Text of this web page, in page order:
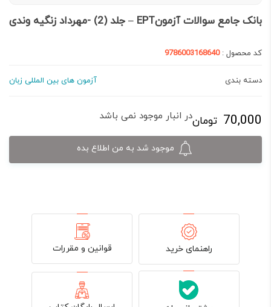
بانک جامع سوالات آزمونEPT – جلد (2) -مهرداد زنگیه وندی
کد محصول :9786003168640
دسته بندی آزمون های بین المللی زبان
70,000 توماندر انبار موجود نمی باشد
موجود شد به من اطلاع بده
راهنمای خرید قوانین و مقررات